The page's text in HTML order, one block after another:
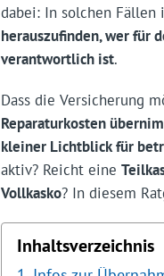
dabei: In solchen Fällen
herauszufinden, wer für
verantwortlich ist.
Dass die Versicherung
Reparaturkosten
kleiner Lichtblick für
aktiv? Reicht eine
Vollkasko? In diesem
Inhaltsverzeichnis